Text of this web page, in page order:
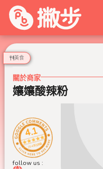
美食
關於商家
孃孃酸辣粉
4.1
254 則評論
follow us :